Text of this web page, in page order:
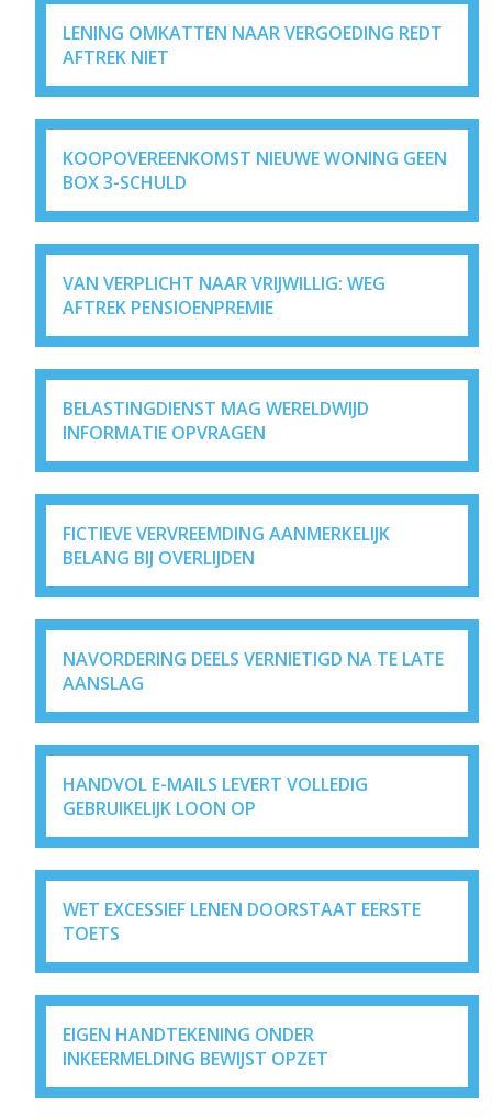
LENING OMKATTEN NAAR VERGOEDING REDT
AFTREK NIET
KOOPOVEREENKOMST NIEUWE WONING GEEN
BOX 3-SCHULD
VAN VERPLICHT NAAR VRIJWILLIG: WEG
AFTREK PENSIOENPREMIE
BELASTINGDIENST MAG WERELDWIJD
INFORMATIE OPVRAGEN
FICTIEVE VERVREEMDING AANMERKELIJK
BELANG BIJ OVERLIJDEN
NAVORDERING DEELS VERNIETIGD NA TE LATE
AANSLAG
HANDVOL E-MAILS LEVERT VOLLEDIG
GEBRUIKELIJK LOON OP
WET EXCESSIEF LENEN DOORSTAAT EERSTE
TOETS
EIGEN HANDTEKENING ONDER
INKEERMELDING BEWIJST OPZET